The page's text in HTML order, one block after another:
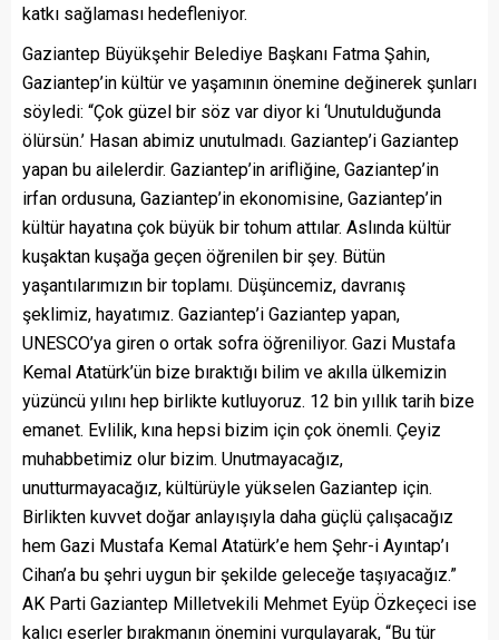
katkı sağlaması hedefleniyor.
Gaziantep Büyükşehir Belediye Başkanı Fatma Şahin,
Gaziantep’in kültür ve yaşamının önemine değinerek şunları
söyledi: “Çok güzel bir söz var diyor ki ‘Unutulduğunda
ölürsün.’ Hasan abimiz unutulmadı. Gaziantep’i Gaziantep
yapan bu ailelerdir. Gaziantep’in arifliğine, Gaziantep’in
irfan ordusuna, Gaziantep’in ekonomisine, Gaziantep’in
kültür hayatına çok büyük bir tohum attılar. Aslında kültür
kuşaktan kuşağa geçen öğrenilen bir şey. Bütün
yaşantılarımızın bir toplamı. Düşüncemiz, davranış
şeklimiz, hayatımız. Gaziantep’i Gaziantep yapan,
UNESCO’ya giren o ortak sofra öğreniliyor. Gazi Mustafa
Kemal Atatürk’ün bize bıraktığı bilim ve akılla ülkemizin
yüzüncü yılını hep birlikte kutluyoruz. 12 bin yıllık tarih bize
emanet. Evlilik, kına hepsi bizim için çok önemli. Çeyiz
muhabbetimiz olur bizim. Unutmayacağız,
unutturmayacağız, kültürüyle yükselen Gaziantep için.
Birlikten kuvvet doğar anlayışıyla daha güçlü çalışacağız
hem Gazi Mustafa Kemal Atatürk’e hem Şehr-i Ayıntap’ı
Cihan’a bu şehri uygun bir şekilde geleceğe taşıyacağız.”
AK Parti Gaziantep Milletvekili Mehmet Eyüp Özkeçeci ise
kalıcı eserler bırakmanın önemini vurgulayarak, “Bu tür